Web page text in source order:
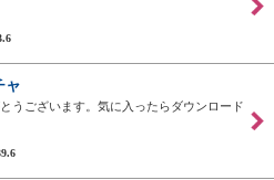
ャ
うございます。気に入ったらダウンロード